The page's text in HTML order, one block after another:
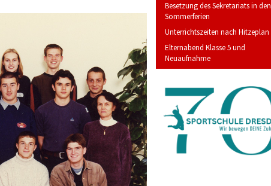
Besetzung des Sekretariats in den
Sommerferien
Unterrichtszeiten nach Hitzeplan
Elternabend Klasse 5 und
Neuaufnahme